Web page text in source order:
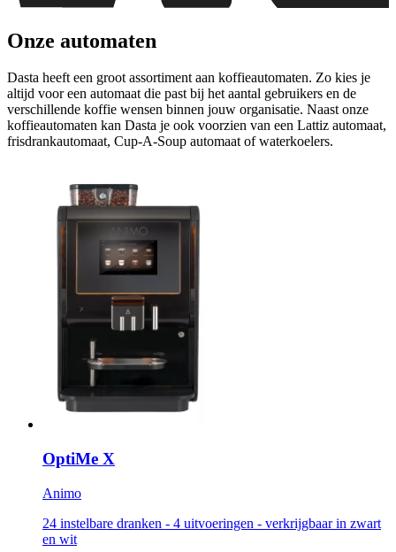
Onze automaten
Dasta heeft een groot assortiment aan koffieautomaten. Zo kies je
altijd voor een automaat die past bij het aantal gebruikers en de
verschillende koffie wensen binnen jouw organisatie. Naast onze
koffieautomaten kan Dasta je ook voorzien van een Lattiz automaat,
frisdrankautomaat, Cup-A-Soup automaat of waterkoelers.
OptiMe X
Animo
24 instelbare dranken - 4 uitvoeringen - verkrijgbaar in zwart
en wit